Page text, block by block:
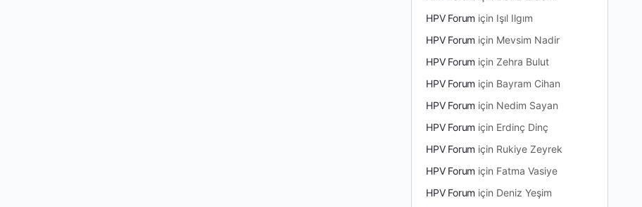
HPV Forum için Işıl Ilgım
HPV Forum için Mevsim Nadir
HPV Forum içinZehra Bulut
HPV Forum için Bayram Cihan
HPV Forum için Nedim Sayan
HPV Forum için Erdinç Dinç
HPV Forum için Rukiye Zeyrek
HPV Forum için Fatma Vasiye
HPV Forum için Deniz Yeşim